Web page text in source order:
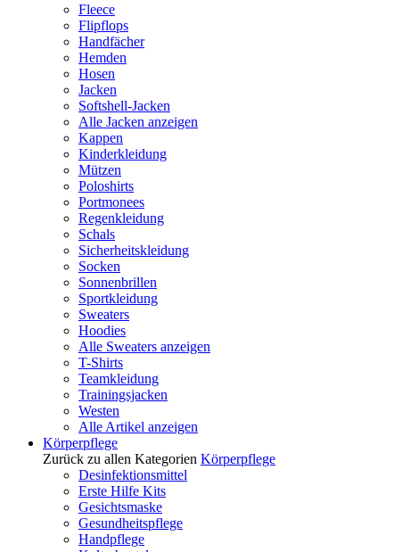
Fleece
Flipflops
Handfächer
Hemden
Hosen
Jacken
Softshell-Jacken
Alle Jacken anzeigen
Kappen
Kinderkleidung
Mützen
Poloshirts
Portmonees
Regenkleidung
Schals
Sicherheitskleidung
Socken
Sonnenbrillen
Sportkleidung
Sweaters
Hoodies
Alle Sweaters anzeigen
T-Shirts
Teamkleidung
Trainingsjacken
Westen
Alle Artikel anzeigen
Körperpflege
Zurück zu allen Kategorien Körperpflege
Desinfektionsmittel
Erste Hilfe Kits
Gesichtsmaske
Gesundheitspflege
Handpflege